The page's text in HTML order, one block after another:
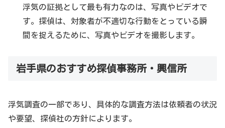
浮気の証拠として最も有力なのは、写真やビデオで
す。探偵は、対象者が不適切な行動をとっている瞬
間を捉えるために、写真やビデオを撮影します。
岩手県のおすすめ探偵事務所・興信所
浮気調査の一部であり、具体的な調査方法は依頼者の状況
や要望、探偵社の方針によります。